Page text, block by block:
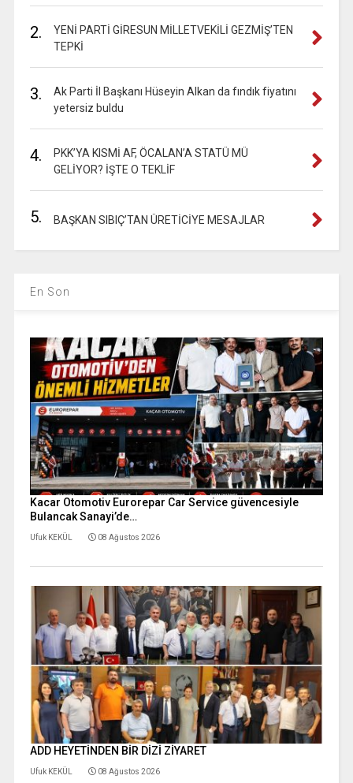
2.
YENİ PARTİ GİRESUN MİLLETVEKİLİ GEZMİŞ’TEN
TEPKİ
3.
Ak Parti İl Başkanı Hüseyin Alkan da fındık fiyatını
yetersiz buldu
4.
PKK’YA KISMİ AF, ÖCALAN’A STATÜ MÜ
GELİYOR? İŞTE O TEKLİF
5. BAŞKAN SIBIÇ’TAN ÜRETİCİYE MESAJLAR
En Son
Kacar Otomotiv Eurorepar Car Service güvencesiyle
Bulancak Sanayi’de…
Ufuk KEKÜL 08 Ağustos 2026
ADD HEYETİNDEN BİR DİZİ ZİYARET
Ufuk KEKÜL 08 Ağustos 2026